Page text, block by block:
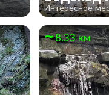
Интересное
8.33 км